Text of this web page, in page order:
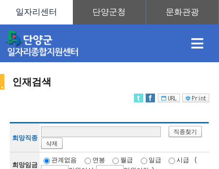
≡
용
재
업
업
터
인재검색
희망직종
직종찾기
삭제
희망임금
관계없음 연봉 월급 일급 시급
(
인